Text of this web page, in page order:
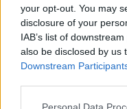
your opt-out. You may
disclosure of your
IAB’s list of
also be disclosed by us
Downstream
2026 m. rugpjūčio 5 d.
Lrytas.lt